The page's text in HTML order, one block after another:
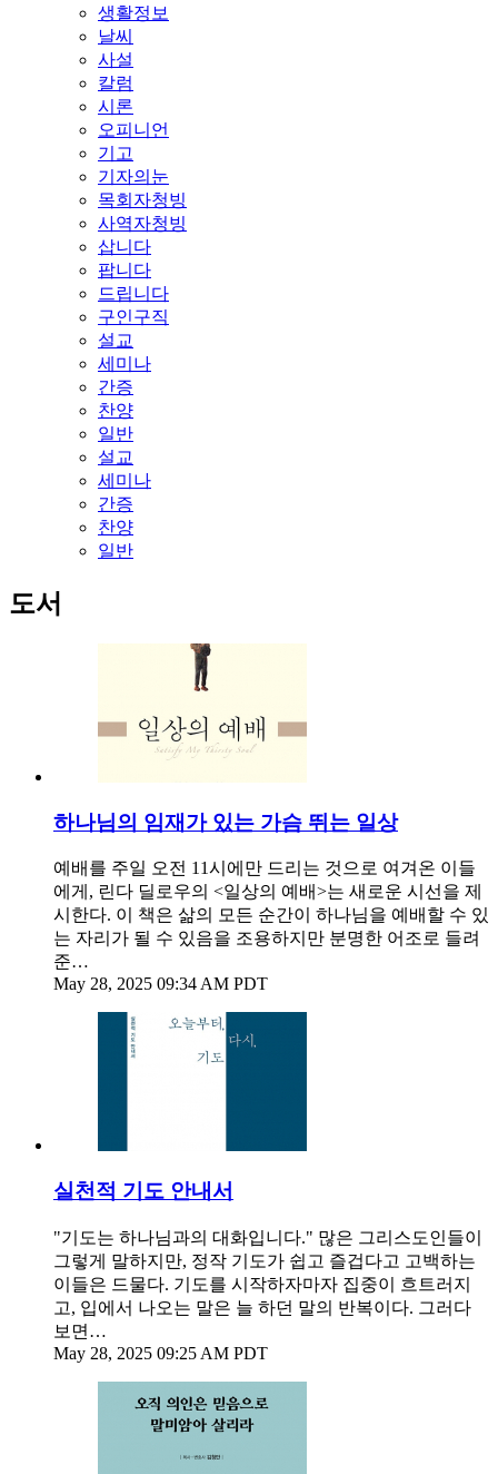
생활정보
날씨
사설
칼럼
시론
오피니언
기고
기자의눈
목회자청빙
사역자청빙
삽니다
팝니다
드립니다
구인구직
설교
세미나
간증
찬양
일반
설교
세미나
간증
찬양
일반
도서
하나님의 임재가 있는 가슴 뛰는 일상
예배를 주일 오전 11시에만 드리는 것으로 여겨온 이들
에게, 린다 딜로우의 <일상의 예배>는 새로운 시선을 제
시한다. 이 책은 삶의 모든 순간이 하나님을 예배할 수 있
는 자리가 될 수 있음을 조용하지만 분명한 어조로 들려
준…
May 28, 2025 09:34 AM PDT
실천적 기도 안내서
"기도는 하나님과의 대화입니다." 많은 그리스도인들이
그렇게 말하지만, 정작 기도가 쉽고 즐겁다고 고백하는
이들은 드물다. 기도를 시작하자마자 집중이 흐트러지
고, 입에서 나오는 말은 늘 하던 말의 반복이다. 그러다
보면…
May 28, 2025 09:25 AM PDT